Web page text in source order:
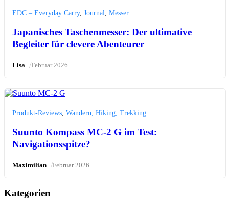
EDC – Everyday Carry, Journal Messer
Japanisches Taschenmesser: Der ultimative
Begleiter für clevere Abenteurer
Lisa /Februar 2026
Produkt-Reviews Wandern, Hiking, Trekking
Suunto Kompass MC-2 G im Test:
Navigationsspitze?
Maximilian /Februar 2026
Kategorien